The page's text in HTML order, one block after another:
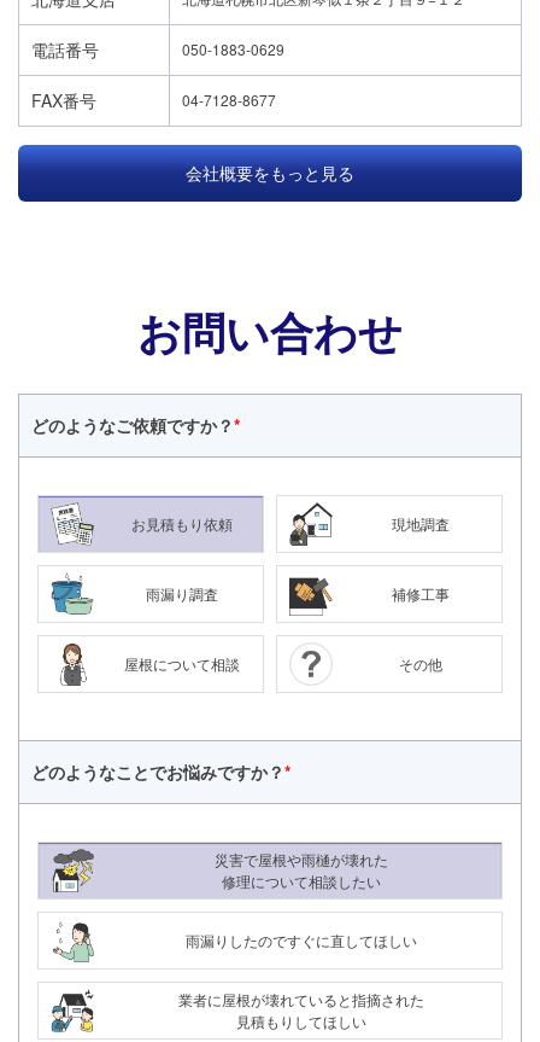
24時間365日対応
050-1883-0629
電話番号 050-1883-0629
FAX番号 04-7128-8677
会社概要をもっと見る
お問い合わせ
どのようなご依頼ですか？*
お見積もり依頼 現地調査
雨漏り調査 補修工事
屋根について相談 その他
どのようなことでお悩みですか？*
災害で屋根や雨樋が壊れた
修理について相談したい
雨漏りしたのですぐに直してほしい
業者に屋根が壊れていると指摘された
見積もりしてほしい